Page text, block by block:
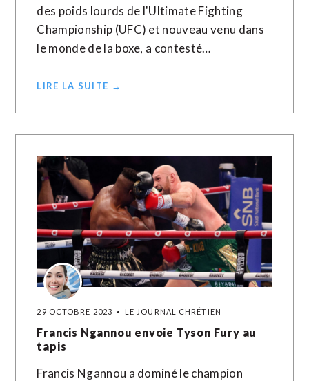
des poids lourds de l'Ultimate Fighting
Championship (UFC) et nouveau venu dans
le monde de la boxe, a contesté…
LIRE LA SUITE →
29 OCTOBRE 2023 LE JOURNAL CHRÉTIEN
Francis Ngannou envoie Tyson Fury au
tapis
Francis Ngannou a dominé le champion